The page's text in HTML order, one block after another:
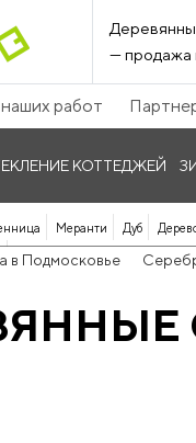
— продажа
работ
КОТТЕДЖЕЙ
Меранти Дуб
в Подмосковье